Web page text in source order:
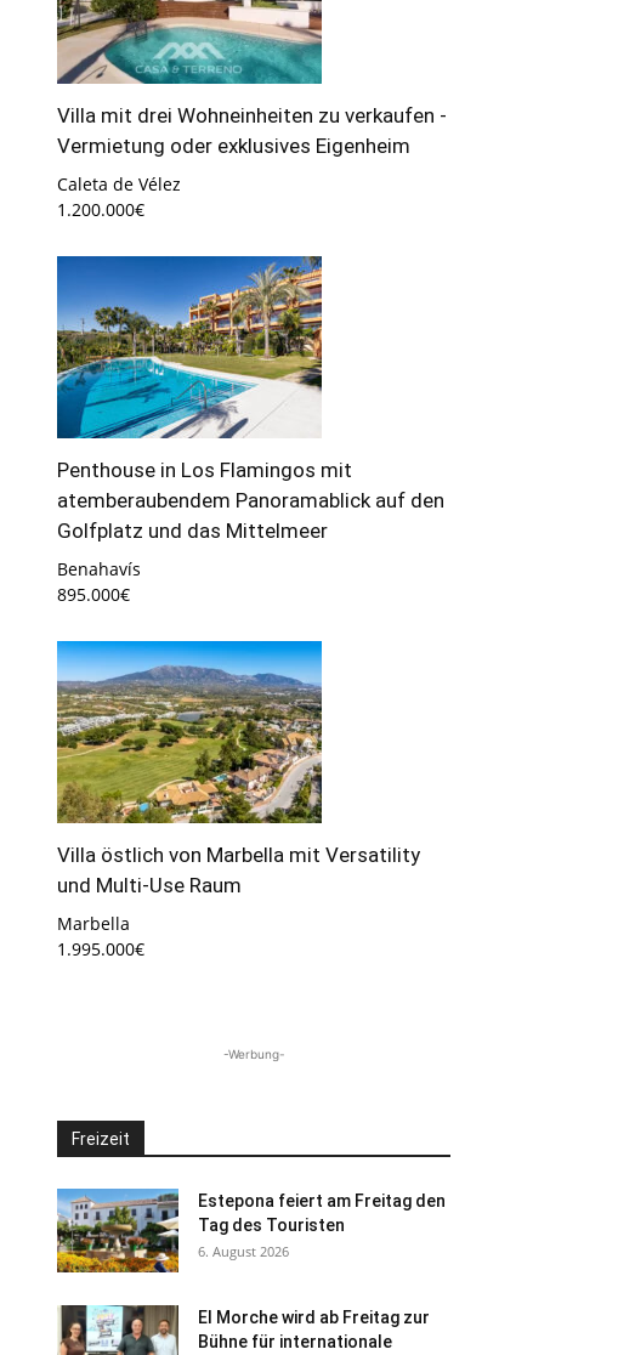
Villa mit drei Wohneinheiten zu verkaufen -
Vermietung oder exklusives Eigenheim
Caleta de Vélez
1.200.000€
Penthouse in Los Flamingos mit
atemberaubendem Panoramablick auf den
Golfplatz und das Mittelmeer
Benahavís
895.000€
Villa östlich von Marbella mit Versatility
und Multi-Use Raum
Marbella
1.995.000€
-Werbung-
Freizeit
Estepona feiert am Freitag den
Tag des Touristen
6. August 2026
El Morche wird ab Freitag zur
Bühne für internationale